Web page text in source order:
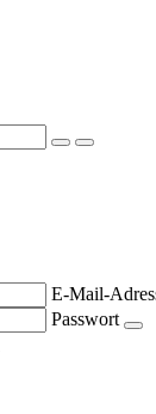
E-Mail-
Passwort